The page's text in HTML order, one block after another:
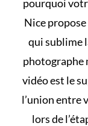
pourquoi
Nice
qui sublime
photographe
vidéo est le
l’union entre
lors de